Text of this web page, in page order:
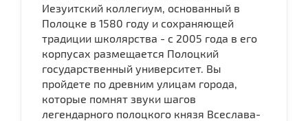
Иезуитский коллегиум, основанный в
Полоцке в 1580 году и сохраняющей
традиции школярства - с 2005 года в его
корпусах размещается Полоцкий
государственный университет. Вы
пройдете по древним улицам города,
которые помнят звуки шагов
легендарного полоцкого князя Всеслава-